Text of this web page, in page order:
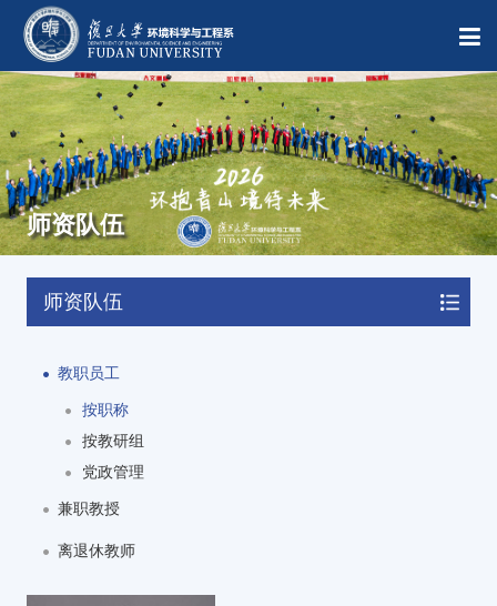
师资队伍
师资队伍
教职员工
按职称
按教研组
党政管理
兼职教授
离退休教师